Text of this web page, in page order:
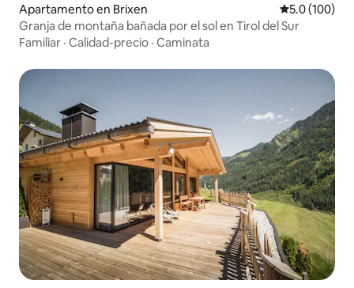
Apartamento en Brixen Calificación
5.0 (100)
Granja de montaña bañada por el sol en Tirol del Sur
Familiar · Calidad-precio · Caminata